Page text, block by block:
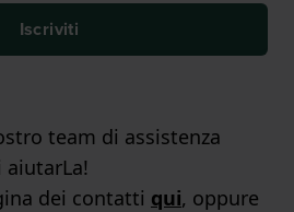
Iscriviti
team di assistenza
dei contatti qui, oppure